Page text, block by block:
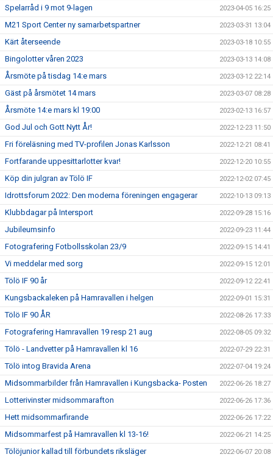
Spelarråd i 9 mot 9-lagen 2023-04-05 16:25
M21 Sport Center ny samarbetspartner 2023-03-31 13:04
Kärt återseende 2023-03-18 10:55
Bingolotter våren 2023 2023-03-13 14:08
Årsmöte på tisdag 14:e mars 2023-03-12 22:14
Gäst på årsmötet 14 mars 2023-03-07 08:28
Årsmöte 14:e mars kl 19:00 2023-02-13 16:57
God Jul och Gott Nytt År! 2022-12-23 11:50
Fri föreläsning med TV-profilen Jonas Karlsson 2022-12-21 08:41
Fortfarande uppesittarlotter kvar! 2022-12-20 10:55
Köp din julgran av Tölö IF 2022-12-02 07:45
Idrottsforum 2022: Den moderna föreningen engagerar 2022-10-13 09:13
Klubbdagar på Intersport 2022-09-28 15:16
Jubileumsinfo 2022-09-23 11:44
Fotografering Fotbollsskolan 23/9 2022-09-15 14:41
Vi meddelar med sorg 2022-09-15 12:01
Tölö IF 90 år 2022-09-12 22:41
Kungsbackaleken på Hamravallen i helgen 2022-09-01 15:31
Tölö IF 90 ÅR 2022-08-26 17:33
Fotografering Hamravallen 19 resp 21 aug 2022-08-05 09:32
Tölö - Landvetter på Hamravallen kl 16 2022-07-29 22:31
Tölö intog Bravida Arena 2022-07-04 19:24
Midsommarbilder från Hamravallen i Kungsbacka- Posten 2022-06-26 18:27
Lotterivinster midsommarafton 2022-06-26 17:36
Hett midsommarfirande 2022-06-26 17:22
Midsommarfest på Hamravallen kl 13-16! 2022-06-21 14:25
Tölöjunior kallad till förbundets riksläger 2022-06-07 20:08